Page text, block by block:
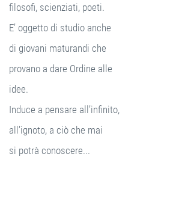
filosofi, scienziati, poeti.
E’ oggetto di studio anche
di giovani maturandi che
provano a dare Ordine alle
idee.
Induce a pensare all’infinito,
all’ignoto, a ciò che mai
si potrà conoscere...